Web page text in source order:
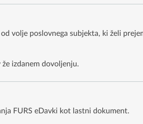
volje poslovnega subjekta, ki želi
izdanem dovoljenju.
FURS eDavki kot lastni dokument.